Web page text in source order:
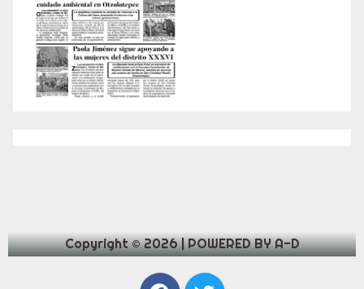
Copyright © 2026 | POWERED BY A-D